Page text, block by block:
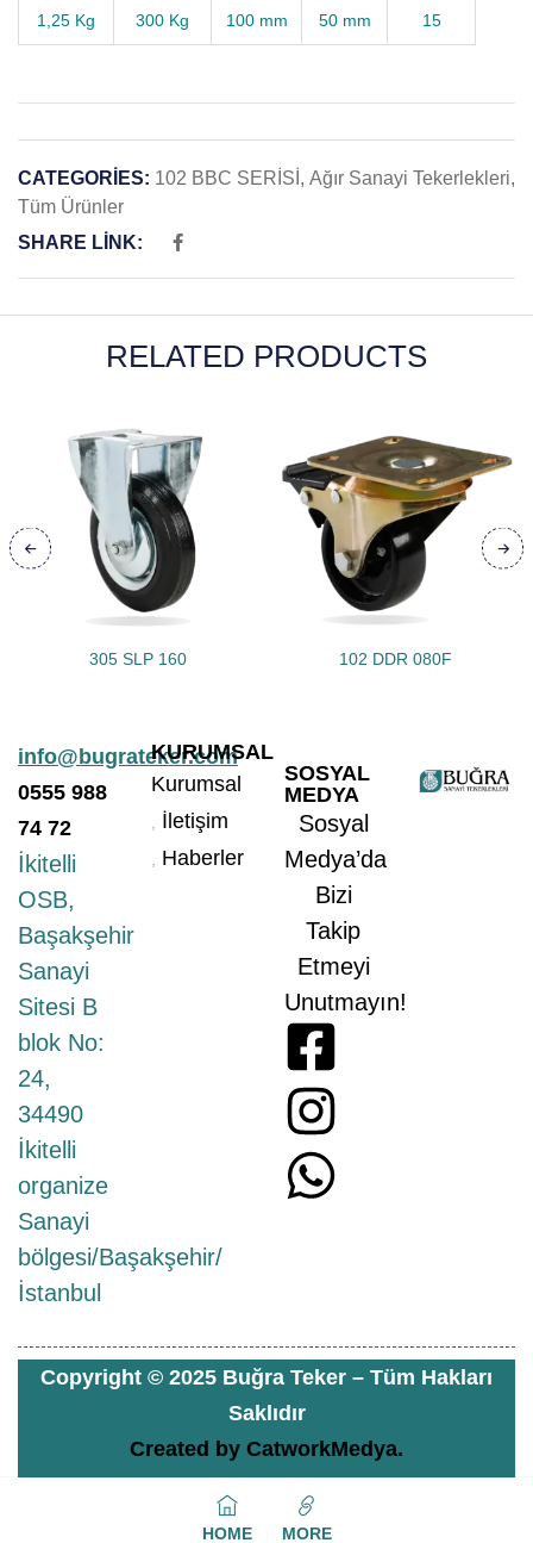
1,25 Kg 300 Kg 100 mm 50 mm 15
CATEGORIES: 102 BBC SERİSİ , Ağır Sanayi Tekerlekleri,
Tüm Ürünler
SHARE LINK:
RELATED PRODUCTS
305 SLP 160 102 DDR 080F
info@bugrateker.com
0555 988
74 72
İkitelli
OSB,
Başakşehir
Sanayi
Sitesi B
blok No:
24,
34490
İkitelli
organize
Sanayi
bölgesi/Başakşehir/
İstanbul
KURUMSAL
Kurumsal
İletişim
Haberler
SOSYAL
MEDYA
Sosyal
Medya’da
Bizi
Takip
Etmeyi
Unutmayın!
Copyright © 2025 Buğra Teker – Tüm Hakları
Saklıdır
Created by CatworkMedya.
HOME MORE